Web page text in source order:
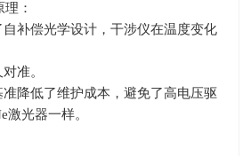
：
自补偿光学设计，干涉仪在温度变化
准。
准降低了维护成本，避免了高电压驱
激光器一样。